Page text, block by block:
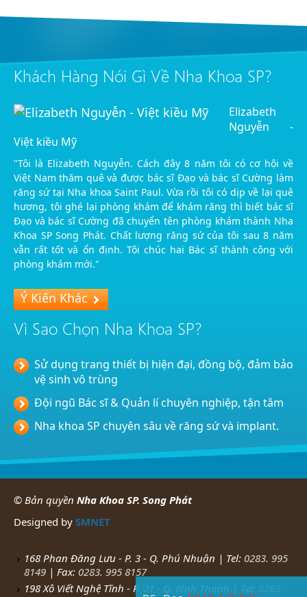
Khách Hàng Nói Gì Về Nha Khoa SP?
Elizabeth
Nguyễn -
Việt kiều Mỹ
"Tôi là Elizabeth Nguyễn. Cách đây 8 năm tôi có cơ hội về
Việt Nam thăm quê và được bác sĩ Đạo và bác sĩ Cường làm
răng sứ tại Nha khoa Saint Paul. Vừa rồi tôi có dịp về lại quê
hương, tôi ghé lại phòng khám để khám răng thì biết bác sĩ
Đạo và bác sĩ Cường đã chuyển tên phòng khám thành Nha
Khoa SP Song Phát. Chất lượng răng sứ của tôi sau 8 năm
vẫn rất tốt và ổn định. Tôi chúc hai Bác sĩ thành công với
phòng khám mới."
Ý Kiến Khác
Vì Sao Chọn Nha Khoa SP?
Sử dụng trang thiết bị hiện đại, đồng bộ, đảm bảo
vệ sinh vô trùng
Đội ngũ Bác sĩ & Quản lí chuyên nghiệp, tận tâm
Nha khoa SP chuyên sâu về răng sứ và implant.
© Bản quyền Nha Khoa SP. Song Phát
Designed by SMNET
168 Phan Đăng Lưu - P. 3 - Q. Phú Nhuận | Tel: 0283. 995
8149 | Fax: 0283. 995 8157
198 Xô Viết Nghệ Tĩnh - P. 21 - Q. Bình Thạnh | Tel: